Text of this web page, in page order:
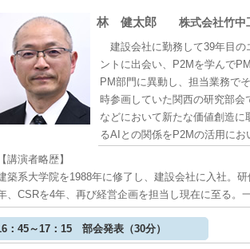
林 健太郎 株式会社竹中
建設会社に勤務して39年目の
ントに出会い、P2Mを学んで
PM部門に異動し、担当業務で
時参画していた関西の研究部
などにおいて新たな価値創造
るAIとの関係をP2Mの活用にお
講演者略歴】
築系大学院を1988年に修了し、建設会社に入社。
、CSRを4年、再び経営企画を担当し現在に至る。
：45～17：15 部会発表（30分）